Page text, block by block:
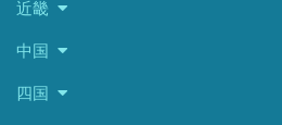
近畿
中国
四国